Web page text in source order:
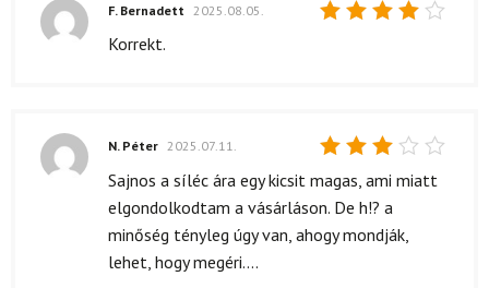
F. Bernadett 2025.08.05.
Korrekt.
Értékelés:
3/ 5
N. Péter 2025.07.11.
Sajnos a síléc ára egy kicsit magas, ami miatt
elgondolkodtam a vásárláson. De h!? a
minőség tényleg úgy van, ahogy mondják,
lehet, hogy megéri....